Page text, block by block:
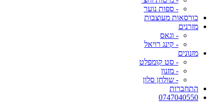
- ספות נוער
כורסאות מעוצבות
מזרנים
- וגאס
- קינג רויאל
מזנונים
- סט קומפלט
- מזנון
- שולחן סלון
התחברות
0747040550